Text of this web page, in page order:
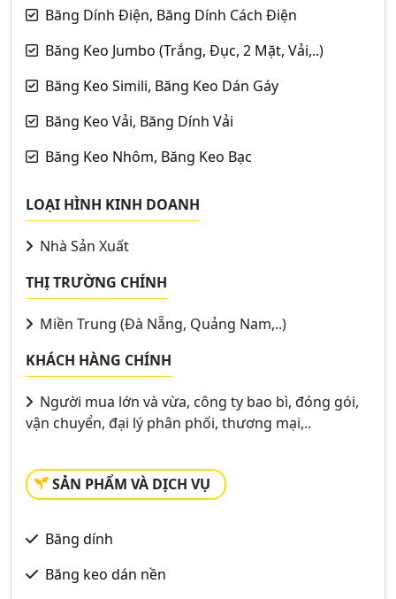
Băng Dính Điện, Băng Dính Cách Điện
Băng Keo Jumbo (Trắng, Đục, 2 Mặt, Vải,..)
Băng Keo Simili, Băng Keo Dán Gáy
Băng Keo Vải, Băng Dính Vải
Băng Keo Nhôm, Băng Keo Bạc
LOẠI HÌNH KINH DOANH
Nhà Sản Xuất
THỊ TRƯỜNG CHÍNH
Miền Trung (Đà Nẵng, Quảng Nam,..)
KHÁCH HÀNG CHÍNH
Người mua lớn và vừa, công ty bao bì, đóng gói,
vận chuyển, đại lý phân phối, thương mại,..
SẢN PHẨM VÀ DỊCH VỤ
Băng dính
Băng keo dán nền